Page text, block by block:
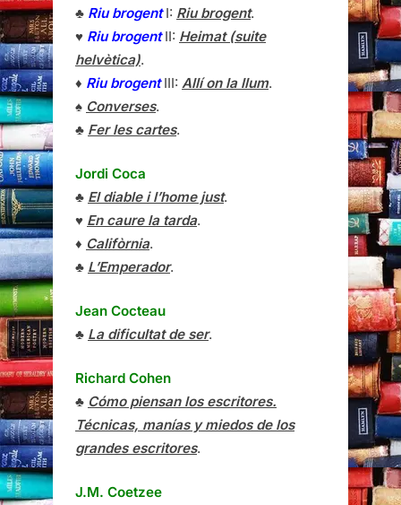
♣ Riu brogentI: Riu brogent.
♥ Riu brogentII: Heimat (suite
helvètica).
♦ Riu brogentIII: Allí on la llum.
♠ Converses.
♣ Fer les cartes.
Jordi Coca
♣ El diable i l’home just.
♥ En caure la tarda.
♦ Califòrnia.
♣ L’Emperador.
Jean Cocteau
♣ La dificultat de ser.
Richard Cohen
♣ Cómo piensan los escritores.
Técnicas, manías y miedos de los
grandes escritores.
J.M. Coetzee